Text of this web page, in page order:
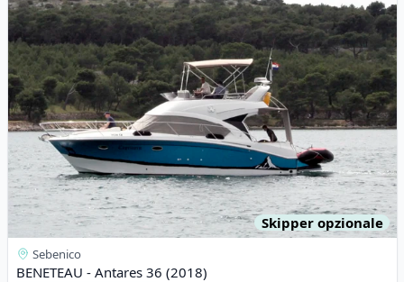
Skipper opzionale
Sebenico
BENETEAU - Antares 36 (2018)